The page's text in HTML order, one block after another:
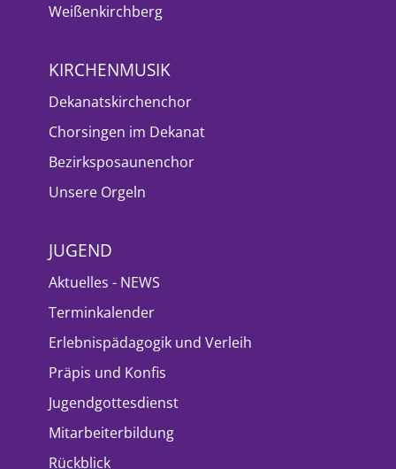
Weißenkirchberg
KIRCHENMUSIK
Dekanatskirchenchor
Chorsingen im Dekanat
Bezirksposaunenchor
Unsere Orgeln
JUGEND
Aktuelles - NEWS
Terminkalender
Erlebnispädagogik und Verleih
Präpis und Konfis
Jugendgottesdienst
Mitarbeiterbildung
Rückblick